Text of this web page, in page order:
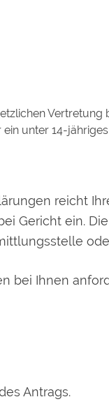
Vertretung
unter 14-
reicht
Gericht ein.
bei Ihnen
Antrags.